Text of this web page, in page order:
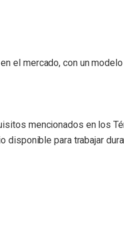
el mercado, con un
mencionados en los
para trabajar